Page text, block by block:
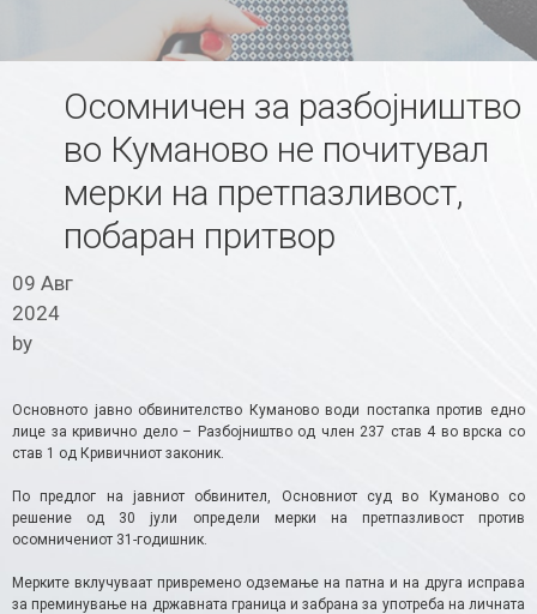
Осомничен за разбојништво
во Куманово не почитувал
мерки на претпазливост,
побаран притвор
09 Авг
2024
by
Основното јавно обвинителство Куманово води постапка против едно
лице за кривично дело – Разбојништво од член 237 став 4 во врска со
став 1 од Кривичниот законик.
По предлог на јавниот обвинител, Основниот суд во Куманово со
решение од 30 јули определи мерки на претпазливост против
осомничениот 31-годишник.
Мерките вклучуваат привремено одземање на патна и на друга исправа
за преминување на државната граница и забрана за употреба на личната